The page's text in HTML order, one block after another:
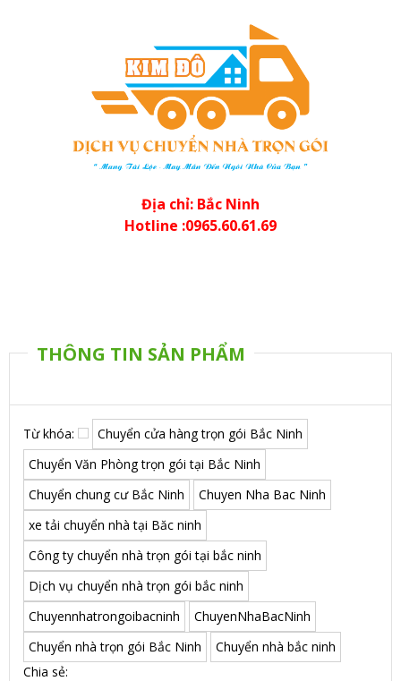
Địa chỉ: Bắc Ninh
Hotline :0965.60.61.69
THÔNG TIN SẢN PHẨM
Từ khóa:
Chuyển cửa hàng trọn gói Bắc Ninh
Chuyển Văn Phòng trọn gói tại Bắc Ninh
Chuyển chung cư Bắc Ninh
Chuyen Nha Bac Ninh
xe tải chuyển nhà tại Băc ninh
Công ty chuyển nhà trọn gói tại bắc ninh
Dịch vụ chuyển nhà trọn gói bắc ninh
Chuyennhatrongoibacninh
ChuyenNhaBacNinh
Chuyển nhà trọn gói Bắc Ninh
Chuyển nhà bắc ninh
Chia sẻ: